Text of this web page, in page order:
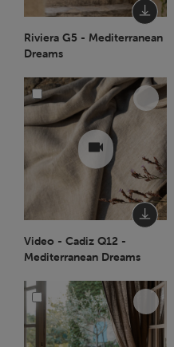
Riviera G5 - Mediterranean
Dreams
Video - Cadiz Q12 -
Mediterranean Dreams